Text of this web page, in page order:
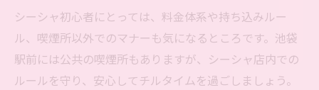
シーシャ初心者にとっては、料金体系や持ち込みルー
ル、喫煙所以外でのマナーも気になるところです。池袋
駅前には公共の喫煙所もありますが、シーシャ店内での
ルールを守り、安心してチルタイムを過ごしましょう。